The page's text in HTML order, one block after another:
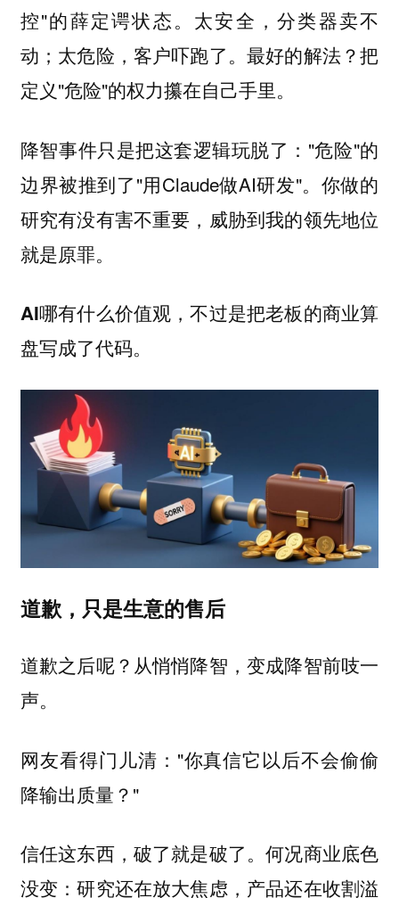
控"的薛定谔状态。太安全，分类器卖不
动；太危险，客户吓跑了。最好的解法？把
定义"危险"的权力攥在自己手里。
降智事件只是把这套逻辑玩脱了："危险"的
边界被推到了"用Claude做AI研发"。你做的
研究有没有害不重要，威胁到我的领先地位
就是原罪。
AI哪有什么价值观，不过是把老板的商业算
盘写成了代码。
道歉，只是生意的售后
道歉之后呢？从悄悄降智，变成降智前吱一
声。
网友看得门儿清："你真信它以后不会偷偷
降输出质量？"
信任这东西，破了就是破了。何况商业底色
没变：研究还在放大焦虑，产品还在收割溢